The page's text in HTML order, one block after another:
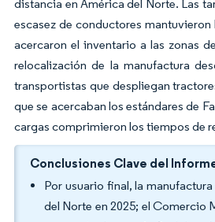
distancia en América del Norte. Las
escasez de conductores
acercaron el inventario a las zonas
relocalización de la manufactura
transportistas que despliegan
que se acercaban los estándares de
cargas comprimieron los tiempos de
Conclusiones Clave del
Por usuario final, la
del Norte en 2025; el Comercio